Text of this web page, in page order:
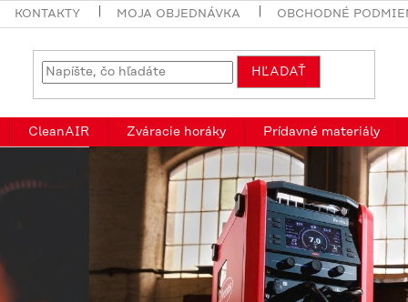
KONTAKTY MOJA OBJEDNÁVKA OBCHODNÉ
HĽADAŤ
CleanAIR Zváracie horáky Prídavné materiály